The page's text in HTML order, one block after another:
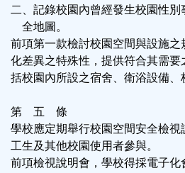
二、記錄校園內曾經發生校園性
全地圖。
前項第一款檢討校園空間與設施
化差異之特殊性，提供符合其需
括校園內所設之宿舍、衛浴設備、
第 五 條
學校應定期舉行校園空間安全檢
工生及其他校園使用者參與。
前項檢視說明會，學校得採電子